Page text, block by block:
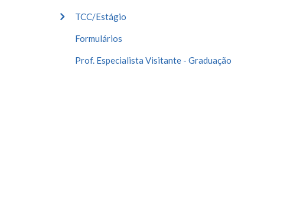
TCC/Estágio
Formulários
Prof. Especialista Visitante - Graduação